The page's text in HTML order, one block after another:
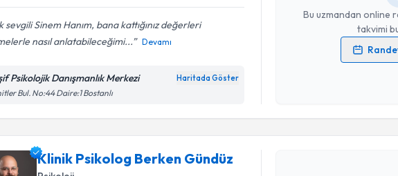
sevgili Sinem Hanım, bana kattığınız değerleri
nasıl anlatabileceğimi...
Devamı
Psikolojik Danışmanlık Merkezi Haritada Göster
Bul. No:44 Daire:1 Bostanlı
Bu uzmandan online
takvimi
Kişisel verilerimin
Takvim
Klinik Psikolog Berken Gündüz
Randevu Takvimi Talebi
Klinik Psikolog Berken